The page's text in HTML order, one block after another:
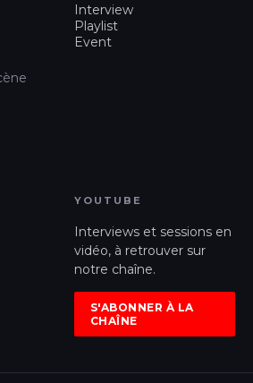
Interview
Playlist
Event
YOUTUBE
Interviews et sessions en
vidéo, à retrouver sur
notre chaîne.
S'ABONNER À LA
CHAÎNE